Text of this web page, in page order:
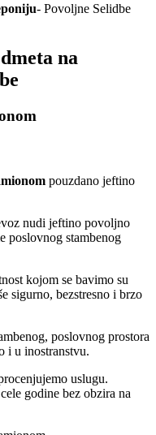
- Povoljne Selidbe
na
pouzdano jeftino
nudi jeftino povoljno
poslovnog stambenog
kojom se bavimo su
sigurno, bezstresno i brzo
poslovnog prostora
i u inostranstvu.
uslugu.
godine bez obzira na